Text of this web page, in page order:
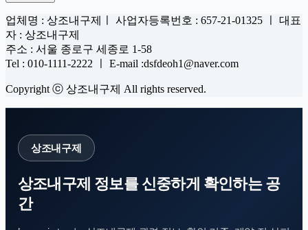
업체명 : 상조내구제ㅣ 사업자등록번호 : 657-21-01325 ㅣ 대표
자 : 상조내구제
주소 : 서울 종로구 세종로 1-58
Tel : 010-1111-2222 ㅣ E-mail :dsfdeoh1@naver.com
Copyright ⓒ 상조내구제 All rights reserved.
상조내구제
상조내구제 정보를 신중하게 확인하는 공
간